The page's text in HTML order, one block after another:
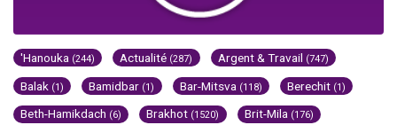
'Hanouka (244) Actualité (287) Argent & Travail (747)
Balak (1) Bamidbar (1) Bar-Mitsva (118) Berechit (1)
Beth-Hamikdach (6) Brakhot (1520) Brit-Mila (176)